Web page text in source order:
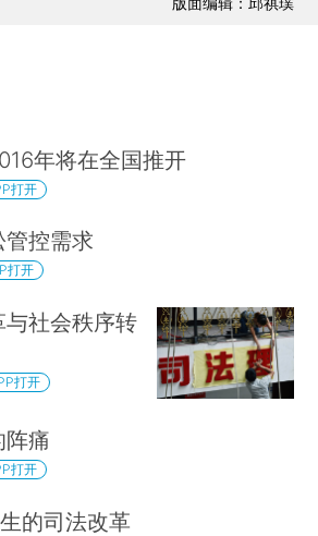
年将在全国推开
打开
控需求
打开
社会秩序转
打开
阵痛
打开
的司法改革